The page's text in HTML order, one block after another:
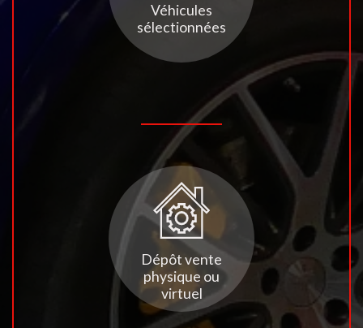
Véhicules
sélectionnées
Dépôt vente
physique ou
virtuel